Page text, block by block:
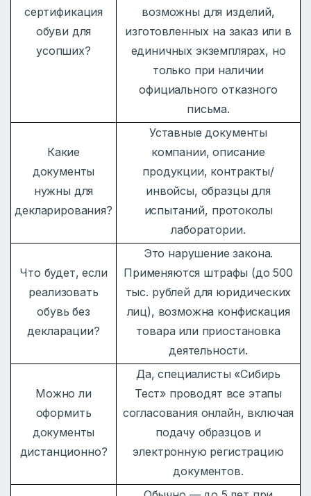
сертификация
обуви для
усопших?
возможны для изделий,
изготовленных на заказ или в
единичных экземплярах, но
только при наличии
официального отказного
письма.
Какие
документы
нужны для
декларирования?
Уставные документы
компании, описание
продукции, контракты/
инвойсы, образцы для
испытаний, протоколы
лаборатории.
Что будет, если
реализовать
обувь без
декларации?
Это нарушение закона.
Применяются штрафы (до 500
тыс. рублей для юридических
лиц), возможна конфискация
товара или приостановка
деятельности.
Можно ли
оформить
документы
дистанционно?
Да, специалисты «Сибирь
Тест» проводят все этапы
согласования онлайн, включая
подачу образцов и
электронную регистрацию
документов.